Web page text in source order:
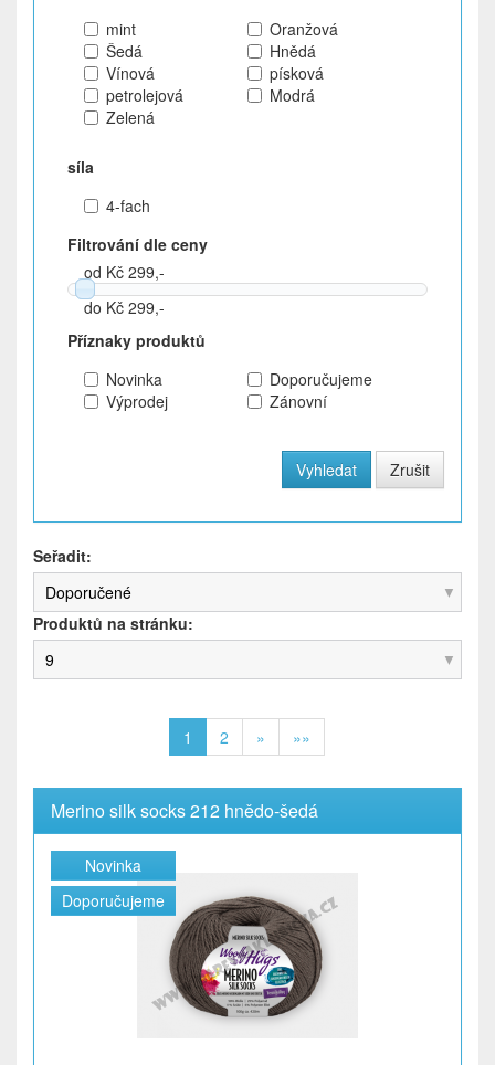
mint
Oranžová
Šedá
Hnědá
Vínová
písková
petrolejová
Modrá
Zelená
síla
4-fach
Filtrování dle ceny
od Kč 299,-
do Kč 299,-
Příznaky produktů
Novinka
Doporučujeme
Výprodej
Zánovní
Seřadit:
Doporučené
Produktů na stránku:
9
1 2 » »»
Merino silk socks 212 hnědo-šedá
Novinka
Doporučujeme